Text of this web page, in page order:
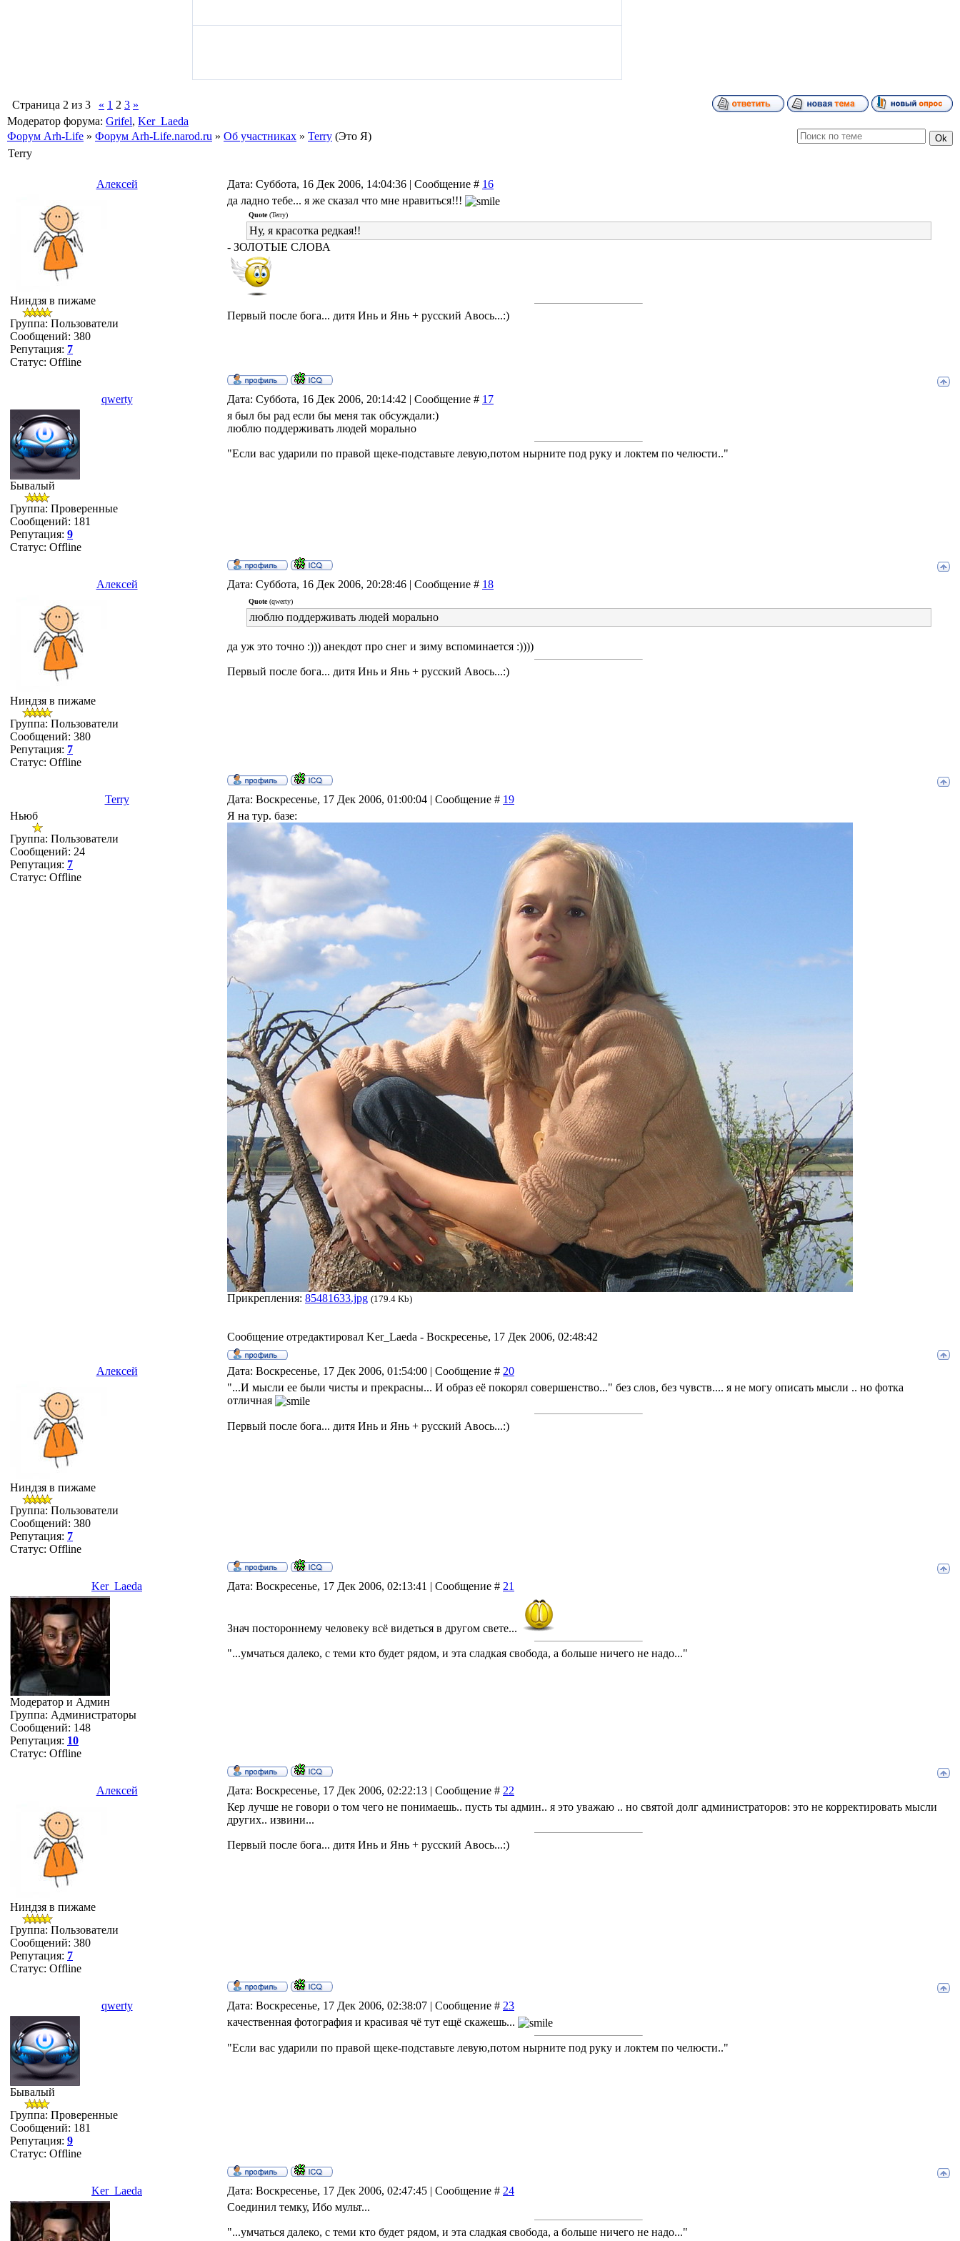
Страница 2 из 3 « 1 2 3 »
Модератор форума: Grifel, Ker_Laeda
Форум Arh-Life » Форум Arh-Life.narod.ru » Об участниках » Terry (Это Я)
Terry
Алексей Дата: Суббота, 16 Дек 2006, 14:04:36 | Сообщение # 16
Ниндзя в пижаме
Группа: Пользователи
Сообщений: 380
Репутация: 7
Статус: Offline
да ладно тебе... я же сказал что мне нравиться!!!
Quote(Terry)
Ну, я красотка редкая!!
- ЗОЛОТЫЕ СЛОВА
Первый после бога... дитя Инь и Янь + русский Авось...:)
qwerty Дата: Суббота, 16 Дек 2006, 20:14:42 | Сообщение # 17
Бывалый
Группа: Проверенные
Сообщений: 181
Репутация: 9
Статус: Offline
я был бы рад если бы меня так обсуждали:)
люблю поддерживать людей морально
"Если вас ударили по правой щеке-подставьте левую,потом нырните под руку и локтем по челюсти.."
Алексей Дата: Суббота, 16 Дек 2006, 20:28:46 | Сообщение # 18
Ниндзя в пижаме
Группа: Пользователи
Сообщений: 380
Репутация: 7
Статус: Offline
Quote(qwerty)
люблю поддерживать людей морально
да уж это точно :))) анекдот про снег и зиму вспоминается :))))
Первый после бога... дитя Инь и Янь + русский Авось...:)
Terry Дата: Воскресенье, 17 Дек 2006, 01:00:04 | Сообщение # 19
Ньюб
Группа: Пользователи
Сообщений: 24
Репутация: 7
Статус: Offline
Я на тур. базе:
Прикрепления: 85481633.jpg (179.4 Kb)
Сообщение отредактировал Ker_Laeda - Воскресенье, 17 Дек 2006, 02:48:42
Алексей Дата: Воскресенье, 17 Дек 2006, 01:54:00 | Сообщение # 20
Ниндзя в пижаме
Группа: Пользователи
Сообщений: 380
Репутация: 7
Статус: Offline
"...И мысли ее были чисты и прекрасны... И образ её покорял совершенство..." без слов, без чувств.... я не могу описать мысли .. но фотка
отличная
Первый после бога... дитя Инь и Янь + русский Авось...:)
Ker_Laeda Дата: Воскресенье, 17 Дек 2006, 02:13:41 | Сообщение # 21
Модератор и Админ
Группа: Администраторы
Сообщений: 148
Репутация: 10
Статус: Offline
Знач постороннему человеку всё видеться в другом свете...
"...умчаться далеко, с теми кто будет рядом, и эта сладкая свобода, а больше ничего не надо..."
Алексей Дата: Воскресенье, 17 Дек 2006, 02:22:13 | Сообщение # 22
Ниндзя в пижаме
Группа: Пользователи
Сообщений: 380
Репутация: 7
Статус: Offline
Кер лучше не говори о том чего не понимаешь.. пусть ты админ.. я это уважаю .. но святой долг администраторов: это не корректировать мысли
других.. извини...
Первый после бога... дитя Инь и Янь + русский Авось...:)
qwerty Дата: Воскресенье, 17 Дек 2006, 02:38:07 | Сообщение # 23
Бывалый
Группа: Проверенные
Сообщений: 181
Репутация: 9
Статус: Offline
качественная фотография и красивая чё тут ещё скажешь...
"Если вас ударили по правой щеке-подставьте левую,потом нырните под руку и локтем по челюсти.."
Ker_Laeda Дата: Воскресенье, 17 Дек 2006, 02:47:45 | Сообщение # 24
Соединил темку, Ибо мульт...
"...умчаться далеко, с теми кто будет рядом, и эта сладкая свобода, а больше ничего не надо..."